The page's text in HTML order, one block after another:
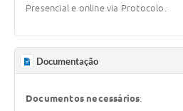
Notícias
Nota Fiscal Eletrônica
Defesa Civil
Junta de Serviço Militar
Presencial e online via Protocolo.
Documentação
Documentos necessários: